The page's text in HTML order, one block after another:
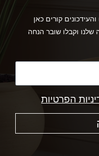
קורים כאן
וקבלו שובר הנחה
הפרטיות